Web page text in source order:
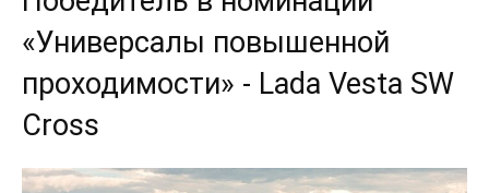
«Универсалы повышенной
проходимости» - Lada Vesta SW
Cross